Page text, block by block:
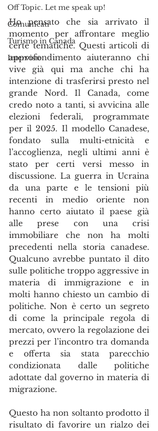
Off Topic. Let me speak up!
Comunicati
Turismo in Canada
Interviste
Ho pensato che sia arrivato il
momento per affrontare meglio
certe tematiche. Questi articoli di
approfondimento aiuteranno chi
vive già qui ma anche chi ha
intenzione di trasferirsi presto nel
grande Nord. Il Canada, come
credo noto a tanti, si avvicina alle
elezioni federali, programmate
per il 2025. Il modello Canadese,
fondato sulla multi-etnicità e
l’accoglienza, negli ultimi anni è
stato per certi versi messo in
discussione. La guerra in Ucraina
da una parte e le tensioni più
recenti in medio oriente non
hanno certo aiutato il paese già
alle prese con una crisi
immobiliare che non ha molti
precedenti nella storia canadese.
Qualcuno avrebbe puntato il dito
sulle politiche troppo aggressive in
materia di immigrazione e in
molti hanno chiesto un cambio di
politiche. Non è certo un segreto
di come la principale regola di
mercato, ovvero la regolazione dei
prezzi per l’incontro tra domanda
e offerta sia stata parecchio
condizionata dalle politiche
adottate dal governo in materia di
migrazione.
Questo ha non soltanto prodotto il
risultato di favorire un rialzo dei